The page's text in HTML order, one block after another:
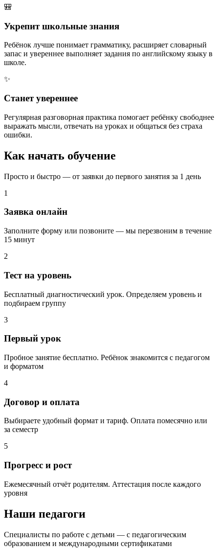
🎒
Укрепит школьные знания
Ребёнок лучше понимает грамматику, расширяет словарный
запас и увереннее выполняет задания по английскому языку в
школе.
✨
Станет увереннее
Регулярная разговорная практика помогает ребёнку свободнее
выражать мысли, отвечать на уроках и общаться без страха
ошибки.
Как начать обучение
Просто и быстро — от заявки до первого занятия за 1 день
1
Заявка онлайн
Заполните форму или позвоните — мы перезвоним в течение
15 минут
2
Тест на уровень
Бесплатный диагностический урок. Определяем уровень и
подбираем группу
3
Первый урок
Пробное занятие бесплатно. Ребёнок знакомится с педагогом
и форматом
4
Договор и оплата
Выбираете удобный формат и тариф. Оплата помесячно или
за семестр
5
Прогресс и рост
Ежемесячный отчёт родителям. Аттестация после каждого
уровня
Наши педагоги
Специалисты по работе с детьми — с педагогическим
образованием и международными сертификатами